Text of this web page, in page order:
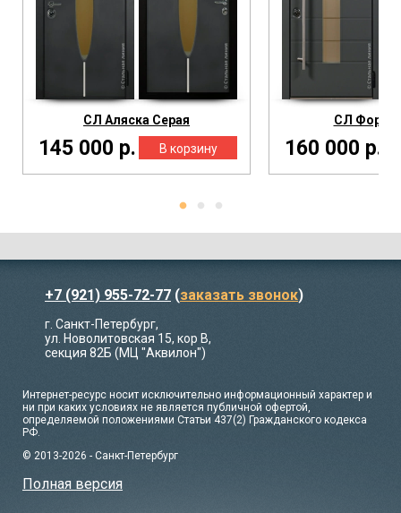
СЛ Аляска Серая
145 000 р.
СЛ Форт
160 000 р.
+7 (921) 955-72-77 (заказать звонок)
г. Санкт-Петербург,
ул. Новолитовская 15, кор В,
секция 82Б (МЦ "Аквилон")
Интернет-ресурс носит исключительно информационный характер и
ни при каких условиях не является публичной офертой,
определяемой положениями Статьи 437(2) Гражданского кодекса
РФ.
© 2013-2026 - Санкт-Петербург
Полная версия